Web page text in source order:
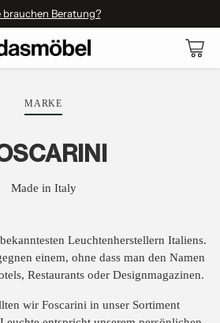
brauchen Beratung?
MARKE
Made in Italy
Leuchtenherstellern Italiens.
einem, ohne dass man den Namen
Restaurants oder Designmagazinen.
wir Foscarini in unser Sortiment